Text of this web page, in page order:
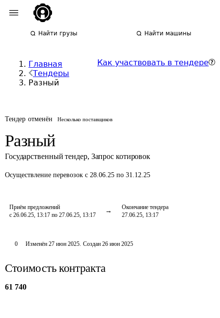
Найти грузы Найти машины
Главная
Тендеры
Разный
Как участвовать в тендере
Тендер отменён Несколько поставщиков
Разный
Государственный тендер, Запрос котировок
Осуществление перевозок с 28.06.25 по 31.12.25
Приём предложений
с 26.06.25, 13:17 по 27.06.25, 13:17
Окончание тендера
27.06.25, 13:17
0 Изменён 27 июн 2025. Создан 26 июн 2025
Стоимость контракта
61 740